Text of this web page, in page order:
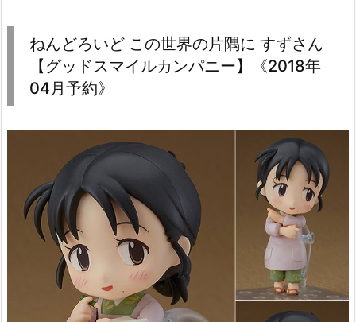
ねんどろいど この世界の片隅に すずさん
【グッドスマイルカンパニー】《2018年
04月予約》